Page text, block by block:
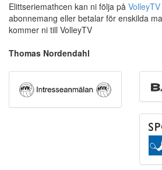
Elittseriemathcen kan ni följa på VolleyTV
abonnemang eller betalar för enskilda
kommer ni till VolleyTV
Thomas Nordendahl